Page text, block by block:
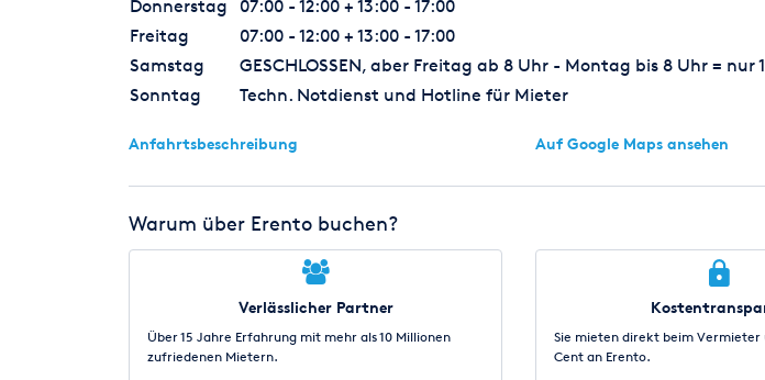
Donnerstag
07:00 - 12:00 + 13:00 - 17:00
Freitag
07:00 - 12:00 + 13:00 - 17:00
Samstag
GESCHLOSSEN, aber Freitag ab 8 Uhr - Montag bis 8 Uhr = nur
Sonntag
Techn. Notdienst und Hotline für Mieter
Anfahrtsbeschreibung Auf Google Maps ansehen
Warum über Erento buchen?
Verlässlicher Partner
Über 15 Jahre Erfahrung mit mehr als 10 Millionen
zufriedenen Mietern.
Sie mieten direkt beim Vermieter
Cent an Erento.